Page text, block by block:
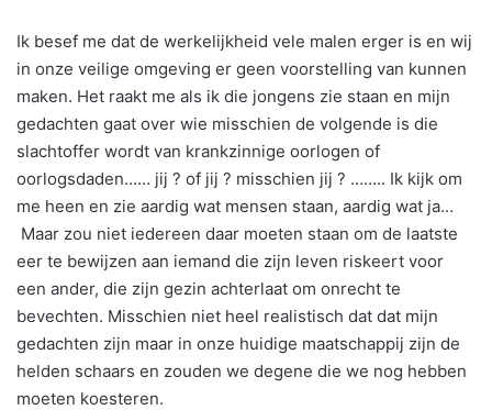
Ik besef me dat de werkelijkheid vele malen erger is en wij
in onze veilige omgeving er geen voorstelling van kunnen
maken. Het raakt me als ik die jongens zie staan en mijn
gedachten gaat over wie misschien de volgende is die
slachtoffer wordt van krankzinnige oorlogen of
oorlogsdaden…… jij ? of jij ? misschien jij ? …….. Ik kijk om
me heen en zie aardig wat mensen staan, aardig wat ja…
Maar zou niet iedereen daar moeten staan om de laatste
eer te bewijzen aan iemand die zijn leven riskeert voor
een ander, die zijn gezin achterlaat om onrecht te
bevechten. Misschien niet heel realistisch dat dat mijn
gedachten zijn maar in onze huidige maatschappij zijn de
helden schaars en zouden we degene die we nog hebben
moeten koesteren.